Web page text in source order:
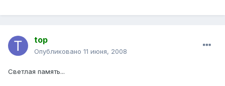
top
Опубликовано 11 июня, 2008
Светлая память...